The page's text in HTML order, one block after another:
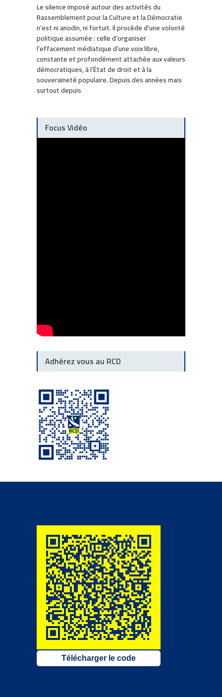
Le silence imposé autour des activités du
Rassemblement pour la Culture et la Démocratie
n’est ni anodin, ni fortuit. Il procède d’une volonté
politique assumée : celle d’organiser
l’effacement médiatique d’une voix libre,
constante et profondément attachée aux valeurs
démocratiques, à l’État de droit et à la
souveraineté populaire. Depuis des années mais
surtout depuis
Focus Vidéo
Adhérez vous au RCD
Télécharger le code